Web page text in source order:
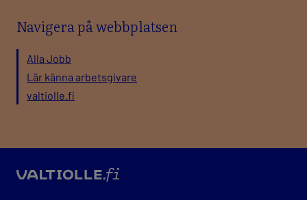
Navigera på webbplatsen
Alla Jobb
Lär känna arbetsgivare
valtiolle.fi
valtio